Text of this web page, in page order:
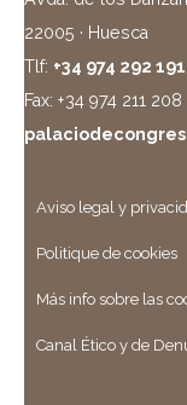
22005 · Huesca
Tlf: +34 974 292 191
Fax: +34 974 211 208
Aviso legal y
Politique de cookies
Más info sobre las
Canal Ético y de